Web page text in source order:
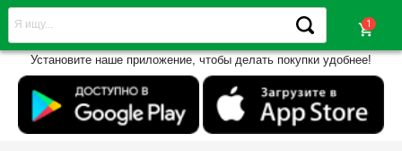
shopping_cart
Установите наше приложение, чтобы делать покупки удобнее!